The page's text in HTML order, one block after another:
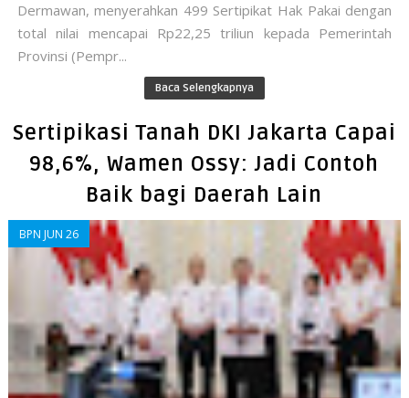
Dermawan, menyerahkan 499 Sertipikat Hak Pakai dengan
total nilai mencapai Rp22,25 triliun kepada Pemerintah
Provinsi (Pempr...
Baca Selengkapnya
Sertipikasi Tanah DKI Jakarta Capai
98,6%, Wamen Ossy: Jadi Contoh
Baik bagi Daerah Lain
BPN JUN 26